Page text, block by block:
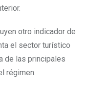
otro indicador de
el sector turístico
de las principales
régimen.